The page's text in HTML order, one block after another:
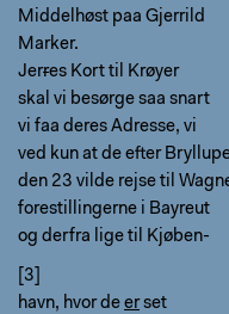
Middelhøst paa Gjerrild
Marker.
Jerres Kort til Krøyer
skal vi besørge saa snart
vi faa deres Adresse, vi
ved kun at de efter
den 23 vilde rejse til
forestillingerne i Bayreut
og derfra lige til Kjøben-
[3]
havn, hvor de erset